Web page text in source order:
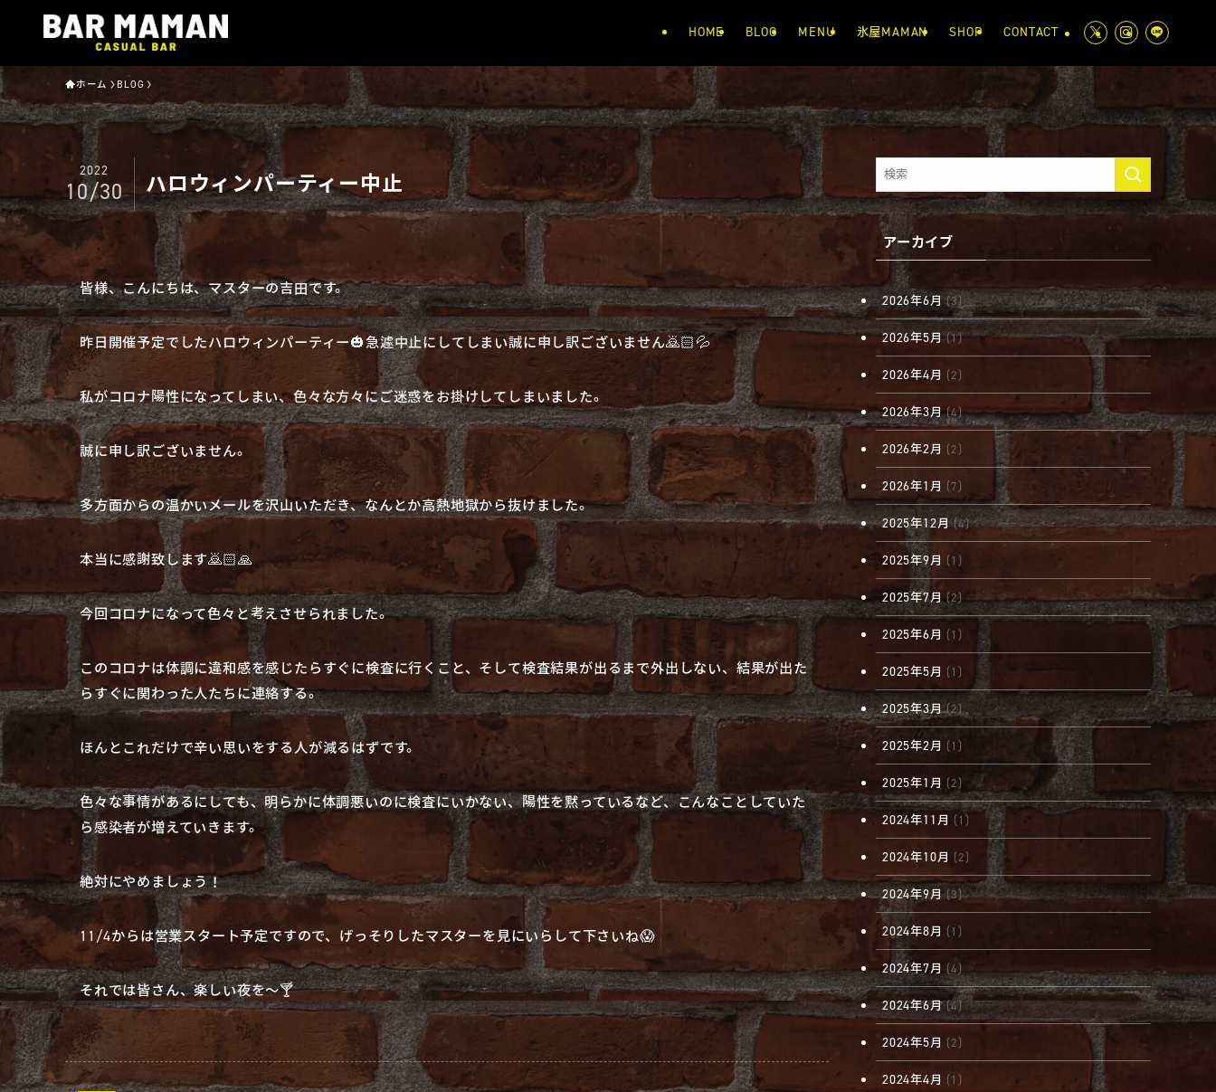
HOME BLOG MENU 氷屋MAMAN SHOP CONTACT
ホーム BLOG
ハロウィンパーティー中止
2022
10/30
皆様、こんにちは、マスターの吉田です。
昨日開催予定でしたハロウィンパーティー🎃急遽中止にしてしまい誠に申し訳ございません🙇🏻💦
私がコロナ陽性になってしまい、色々な方々にご迷惑をお掛けしてしまいました。
誠に申し訳ございません。
多方面からの温かいメールを沢山いただき、なんとか高熱地獄から抜けました。
本当に感謝致します🙇🏻🙏
今回コロナになって色々と考えさせられました。
このコロナは体調に違和感を感じたらすぐに検査に行くこと、そして検査結果が出るまで外出しない、結果が出た
らすぐに関わった人たちに連絡する。
ほんとこれだけで辛い思いをする人が減るはずです。
色々な事情があるにしても、明らかに体調悪いのに検査にいかない、陽性を黙っているなど、こんなことしていた
ら感染者が増えていきます。
絶対にやめましょう！
11/4からは営業スタート予定ですので、げっそりしたマスターを見にいらして下さいね😱
それでは皆さん、楽しい夜を〜🍸
アーカイブ
2026年6月 (3)
2026年5月(1)
2026年4月 (2)
2026年3月(4)
2026年2月 (2)
2026年1月 (7)
2025年12月(4)
2025年9月 (1)
2025年7月 (2)
2025年6月 (1)
2025年5月 (1)
2025年3月(2)
2025年2月 (1)
2025年1月 (2)
2024年11月 (1)
2024年10月 (2)
2024年9月(3)
2024年8月 (1)
2024年7月 (4)
2024年6月(4)
2024年5月 (2)
2024年4月 (1)